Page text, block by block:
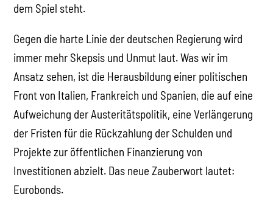
dem Spiel steht.
Gegen die harte Linie der deutschen Regierung wird
immer mehr Skepsis und Unmut laut. Was wir im
Ansatz sehen, ist die Herausbildung einer politischen
Front von Italien, Frankreich und Spanien, die auf eine
Aufweichung der Austeritätspolitik, eine Verlängerung
der Fristen für die Rückzahlung der Schulden und
Projekte zur öffentlichen Finanzierung von
Investitionen abzielt. Das neue Zauberwort lautet:
Eurobonds.